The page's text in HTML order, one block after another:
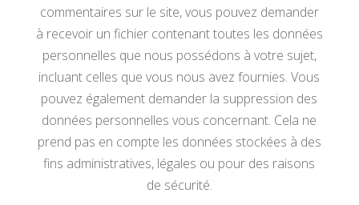
commentaires sur le site, vous pouvez demander
à recevoir un fichier contenant toutes les données
personnelles que nous possédons à votre sujet,
incluant celles que vous nous avez fournies. Vous
pouvez également demander la suppression des
données personnelles vous concernant. Cela ne
prend pas en compte les données stockées à des
fins administratives, légales ou pour des raisons
de sécurité.